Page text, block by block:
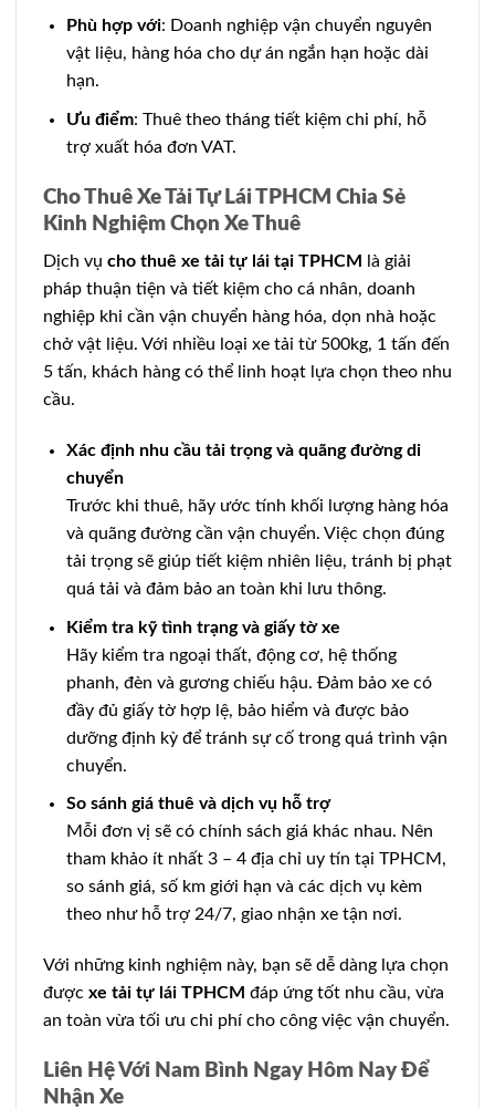
Phù hợp với: Doanh nghiệp vận chuyển nguyên
vật liệu, hàng hóa cho dự án ngắn hạn hoặc dài
hạn.
Ưu điểm: Thuê theo tháng tiết kiệm chi phí, hỗ
trợ xuất hóa đơn VAT.
Cho Thuê Xe Tải Tự Lái TPHCM Chia Sẻ
Kinh Nghiệm Chọn Xe Thuê
Dịch vụ cho thuê xe tải tự lái tại TPHCM
là giải
pháp thuận tiện và tiết kiệm cho cá nhân, doanh
nghiệp khi cần vận chuyển hàng hóa, dọn nhà hoặc
chở vật liệu. Với nhiều loại xe tải từ 500kg, 1 tấn đến
5 tấn, khách hàng có thể linh hoạt lựa chọn theo nhu
cầu.
Xác định nhu cầu tải trọng và quãng đường di
chuyển
Trước khi thuê, hãy ước tính khối lượng hàng hóa
và quãng đường cần vận chuyển. Việc chọn đúng
tải trọng sẽ giúp tiết kiệm nhiên liệu, tránh bị phạt
quá tải và đảm bảo an toàn khi lưu thông.
Kiểm tra kỹ tình trạng và giấy tờ xe
Hãy kiểm tra ngoại thất, động cơ, hệ thống
phanh, đèn và gương chiếu hậu. Đảm bảo xe có
đầy đủ giấy tờ hợp lệ, bảo hiểm và được bảo
dưỡng định kỳ để tránh sự cố trong quá trình vận
chuyển.
So sánh giá thuê và dịch vụ hỗ trợ
Mỗi đơn vị sẽ có chính sách giá khác nhau. Nên
tham khảo ít nhất 3 – 4 địa chỉ uy tín tại TPHCM,
so sánh giá, số km giới hạn và các dịch vụ kèm
theo như hỗ trợ 24/7, giao nhận xe tận nơi.
Với những kinh nghiệm này, bạn sẽ dễ dàng lựa chọn
được xe tải tự lái TPHCM đáp ứng tốt nhu cầu, vừa
an toàn vừa tối ưu chi phí cho công việc vận chuyển.
Liên Hệ Với Nam Bình Ngay Hôm Nay Để
Nhận Xe